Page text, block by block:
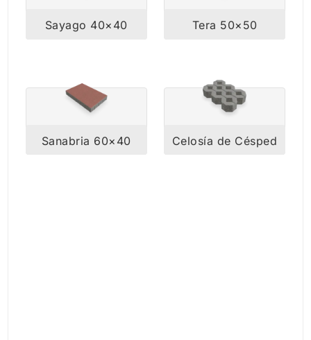
Sayago 40×40 Tera 50×50
Sanabria 60×40 Celosía de Césped